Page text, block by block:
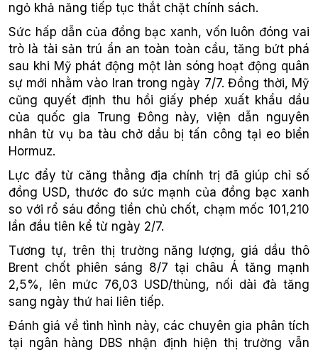
ngỏ khả năng tiếp tục thắt chặt chính sách.
Sức hấp dẫn của đồng bạc xanh, vốn luôn đóng vai
trò là tài sản trú ẩn an toàn toàn cầu, tăng bứt phá
sau khi Mỹ phát động một làn sóng hoạt động quân
sự mới nhằm vào Iran trong ngày 7/7. Đồng thời, Mỹ
cũng quyết định thu hồi giấy phép xuất khẩu dầu
của quốc gia Trung Đông này, viện dẫn nguyên
nhân từ vụ ba tàu chở dầu bị tấn công tại eo biển
Hormuz.
Lực đẩy từ căng thẳng địa chính trị đã giúp chỉ số
đồng USD, thước đo sức mạnh của đồng bạc xanh
so với rổ sáu đồng tiền chủ chốt, chạm mốc 101,210
lần đầu tiên kể từ ngày 2/7.
Tương tự, trên thị trường năng lượng, giá dầu thô
Brent chốt phiên sáng 8/7 tại châu Á tăng mạnh
2,5%, lên mức 76,03 USD/thùng, nối dài đà tăng
sang ngày thứ hai liên tiếp.
Đánh giá về tình hình này, các chuyên gia phân tích
tại ngân hàng DBS nhận định hiện thị trường vẫn